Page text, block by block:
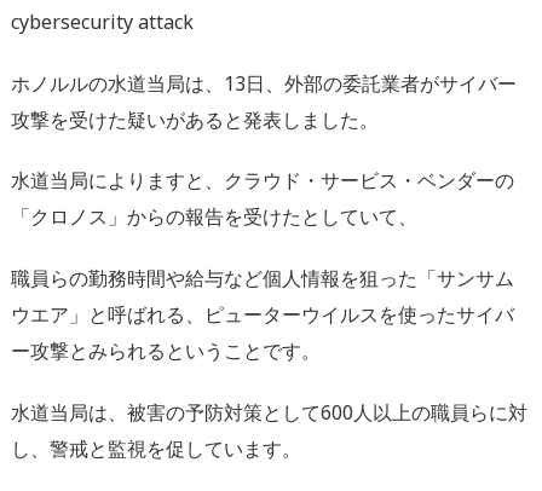
cybersecurity attack
ホノルルの水道当局は、13日、外部の委託業者がサイバー
攻撃を受けた疑いがあると発表しました。
水道当局によりますと、クラウド・サービス・ベンダーの
「クロノス」からの報告を受けたとしていて、
職員らの勤務時間や給与など個人情報を狙った「サンサム
ウエア」と呼ばれる、ピューターウイルスを使ったサイバ
ー攻撃とみられるということです。
水道当局は、被害の予防対策として600人以上の職員らに対
し、警戒と監視を促しています。